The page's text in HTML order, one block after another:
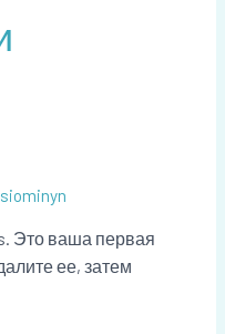
siominyn
Это ваша первая
ее, затем